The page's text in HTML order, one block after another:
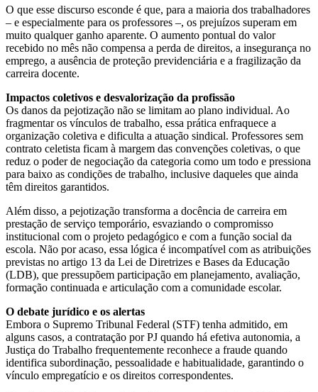
O que esse discurso esconde é que, para a maioria dos trabalhadores
– e especialmente para os professores –, os prejuízos superam em
muito qualquer ganho aparente. O aumento pontual do valor
recebido no mês não compensa a perda de direitos, a insegurança no
emprego, a ausência de proteção previdenciária e a fragilização da
carreira docente.
Impactos coletivos e desvalorização da profissão
Os danos da pejotização não se limitam ao plano individual. Ao
fragmentar os vínculos de trabalho, essa prática enfraquece a
organização coletiva e dificulta a atuação sindical. Professores sem
contrato celetista ficam à margem das convenções coletivas, o que
reduz o poder de negociação da categoria como um todo e pressiona
para baixo as condições de trabalho, inclusive daqueles que ainda
têm direitos garantidos.
Além disso, a pejotização transforma a docência de carreira em
prestação de serviço temporário, esvaziando o compromisso
institucional com o projeto pedagógico e com a função social da
escola. Não por acaso, essa lógica é incompatível com as atribuições
previstas no artigo 13 da Lei de Diretrizes e Bases da Educação
(LDB), que pressupõem participação em planejamento, avaliação,
formação continuada e articulação com a comunidade escolar.
O debate jurídico e os alertas
Embora o Supremo Tribunal Federal (STF) tenha admitido, em
alguns casos, a contratação por PJ quando há efetiva autonomia, a
Justiça do Trabalho frequentemente reconhece a fraude quando
identifica subordinação, pessoalidade e habitualidade, garantindo o
vínculo empregatício e os direitos correspondentes.